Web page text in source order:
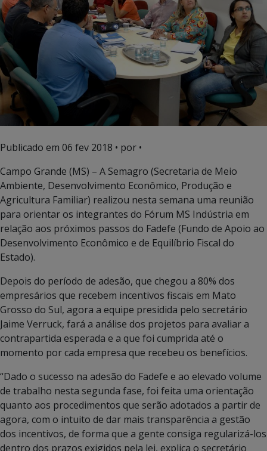
Publicado em 06 fev 2018 • por •
Campo Grande (MS) – A Semagro (Secretaria de Meio
Ambiente, Desenvolvimento Econômico, Produção e
Agricultura Familiar) realizou nesta semana uma reunião
para orientar os integrantes do Fórum MS Indústria em
relação aos próximos passos do Fadefe (Fundo de Apoio ao
Desenvolvimento Econômico e de Equilíbrio Fiscal do
Estado).
Depois do período de adesão, que chegou a 80% dos
empresários que recebem incentivos fiscais em Mato
Grosso do Sul, agora a equipe presidida pelo secretário
Jaime Verruck, fará a análise dos projetos para avaliar a
contrapartida esperada e a que foi cumprida até o
momento por cada empresa que recebeu os benefícios.
“Dado o sucesso na adesão do Fadefe e ao elevado volume
de trabalho nesta segunda fase, foi feita uma orientação
quanto aos procedimentos que serão adotados a partir de
agora, com o intuito de dar mais transparência a gestão
dos incentivos, de forma que a gente consiga regularizá-los
dentro dos prazos exigidos pela lei, explica o secretário